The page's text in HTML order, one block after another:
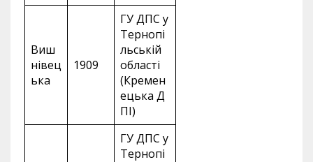
Виш
нівец
ька
1909
ГУ ДПС у
Тернопі
льській
області
(Кремен
ецька Д
ПІ)
ГУ ДПС у
Тернопі